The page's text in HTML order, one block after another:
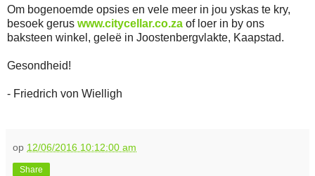
Om bogenoemde opsies en vele meer in jou yskas te kry,
besoek gerus www.citycellar.co.za of loer in by ons
baksteen winkel, geleë in Joostenbergvlakte, Kaapstad.
Gesondheid!
- Friedrich von Wielligh
op 12/06/2016 10:12:00 am
Share